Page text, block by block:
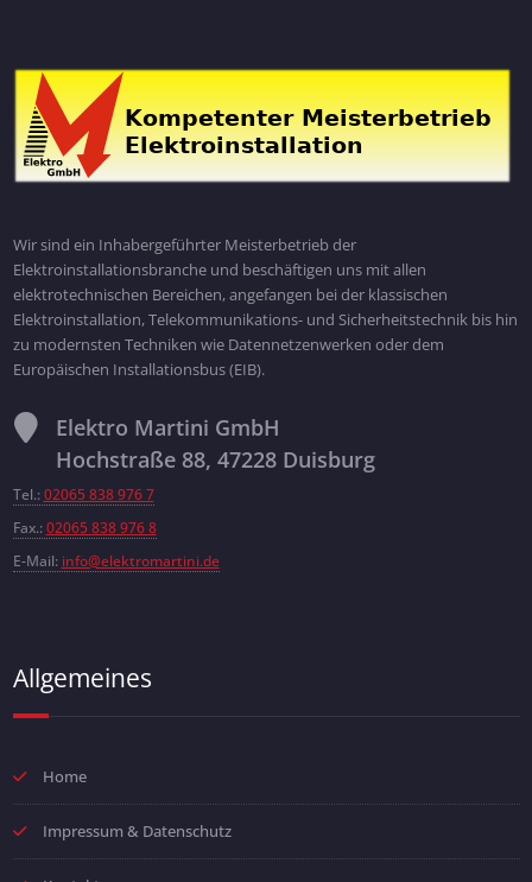
Wir sind ein Inhabergeführter Meisterbetrieb der
Elektroinstallationsbranche und beschäftigen uns mit allen
elektrotechnischen Bereichen, angefangen bei der klassischen
Elektroinstallation, Telekommunikations- und Sicherheitstechnik bis hin
zu modernsten Techniken wie Datennetzenwerken oder dem
Europäischen Installationsbus (EIB).
Elektro Martini GmbH
Hochstraße 88, 47228 Duisburg
Tel.: 02065 838 976 7
Fax.: 02065 838 976 8
E-Mail: info@elektromartini.de
Allgemeines
Home
Impressum & Datenschutz